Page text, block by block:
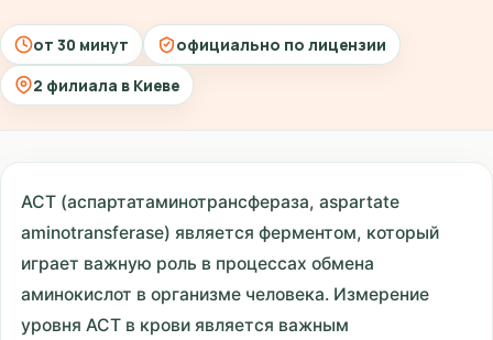
от 30 минут
официально по лицензии
2 филиала в Киеве
АСТ (аспартатаминотрансфераза, aspartate
aminotransferase) является ферментом, который
играет важную роль в процессах обмена
аминокислот в организме человека. Измерение
уровня АСТ в крови является важным